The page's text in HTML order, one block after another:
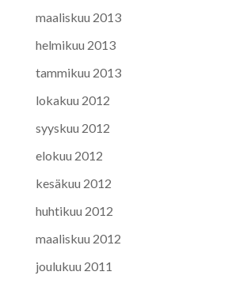
maaliskuu 2013
helmikuu 2013
tammikuu 2013
lokakuu 2012
syyskuu 2012
elokuu 2012
kesäkuu 2012
huhtikuu 2012
maaliskuu 2012
joulukuu 2011